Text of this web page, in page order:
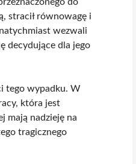
stracił równowagę i
wezwali
decydujące dla jego
tego wypadku. W
która jest
mają nadzieję na
tragicznego